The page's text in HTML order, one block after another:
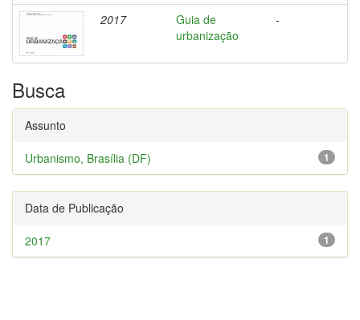
2017
Guia de
urbanização
-
Busca
Assunto
1
Urbanismo, Brasília (DF)
Data de Publicação
1
2017